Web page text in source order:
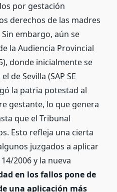
por gestación
derechos de las madres
Sin embargo, aún se
la Audiencia Provincial
donde inicialmente se
de Sevilla (SAP SE
la patria potestad al
gestante, lo que genera
que el Tribunal
Esto refleja una cierta
juzgados a aplicar
2006 y la nueva
en los fallos pone de
una aplicación más